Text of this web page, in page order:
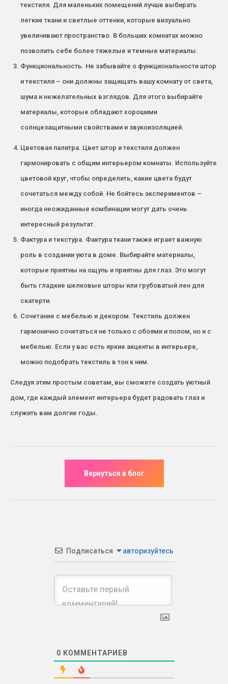
текстиля. Для маленьких помещений лучше выбирать
легкие ткани и светлые оттенки, которые визуально
увеличивают пространство. В больших комнатах можно
позволить себе более тяжелые и темные материалы.
Функциональность. Не забывайте о функциональности штор
и текстиля – они должны защищать вашу комнату от света,
шума и нежелательных взглядов. Для этого выбирайте
материалы, которые обладают хорошими
солнцезащитными свойствами и звукоизоляцией.
Цветовая палитра. Цвет штор и текстиля должен
гармонировать с общим интерьером комнаты. Используйте
цветовой круг, чтобы определить, какие цвета будут
сочетаться между собой. Не бойтесь экспериментов –
иногда неожиданные комбинации могут дать очень
интересный результат.
Фактура и текстура. Фактура ткани также играет важную
роль в создании уюта в доме. Выбирайте материалы,
которые приятны на ощупь и приятны для глаз. Это могут
быть гладкие шелковые шторы или грубоватый лен для
скатерти.
Сочетание с мебелью и декором. Текстиль должен
гармонично сочетаться не только с обоями и полом, но и с
мебелью. Если у вас есть яркие акценты в интерьере,
можно подобрать текстиль в тон к ним.
Следуя этим простым советам, вы сможете создать уютный
дом, где каждый элемент интерьера будет радовать глаз и
служить вам долгие годы.
Подписаться авторизуйтесь
0 КОММЕНТАРИЕВ